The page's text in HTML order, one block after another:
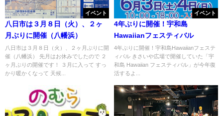
イベント
八日市は３月８日（火）、２ヶ
月ぶりに開催（八幡浜）
八日市は３月８日（火）、２ヶ月ぶりに開
催（八幡浜） 先月はお休みでしたので ２
ヶ月ぶりの開催です！ ３月に入って すっ
かり暖かくなって 天候...
イベント
4年ぶりに開催！宇和島
Hawaiianフェスティバル
4年ぶりに開催！宇和島Hawaiianフェステ
ィバル きさいや広場で開催していた「宇
和島 Hawaiian フェスティバル」が今年復
活するよ...